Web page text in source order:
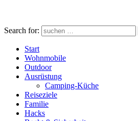
Search for:
Start
Wohnmobile
Outdoor
Ausrüstung
Camping-Küche
Reiseziele
Familie
Hacks